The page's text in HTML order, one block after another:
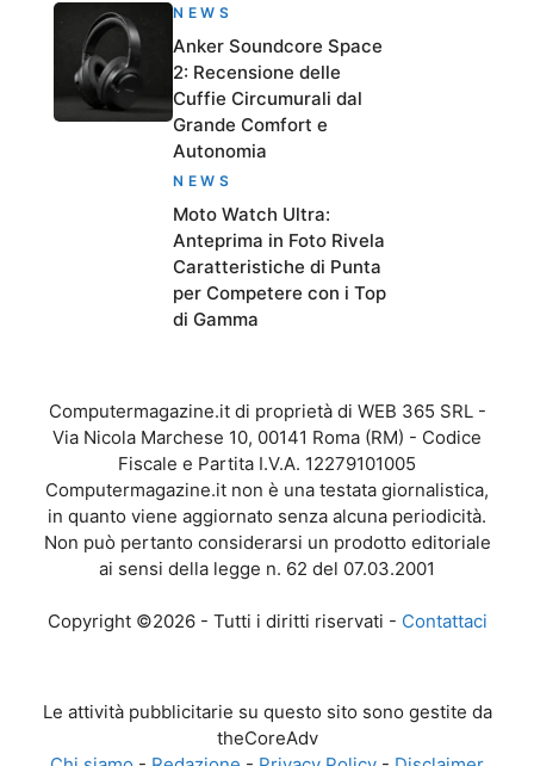
NEWS
Anker Soundcore Space
2: Recensione delle
Cuffie Circumurali dal
Grande Comfort e
Autonomia
NEWS
Moto Watch Ultra:
Anteprima in Foto Rivela
Caratteristiche di Punta
per Competere con i Top
di Gamma
Computermagazine.it di proprietà di WEB 365 SRL -
Via Nicola Marchese 10, 00141 Roma (RM) - Codice
Fiscale e Partita I.V.A. 12279101005
Computermagazine.it non è una testata giornalistica,
in quanto viene aggiornato senza alcuna periodicità.
Non può pertanto considerarsi un prodotto editoriale
ai sensi della legge n. 62 del 07.03.2001
Copyright ©2026 - Tutti i diritti riservati - Contattaci
Le attività pubblicitarie su questo sito sono gestite da
theCoreAdv